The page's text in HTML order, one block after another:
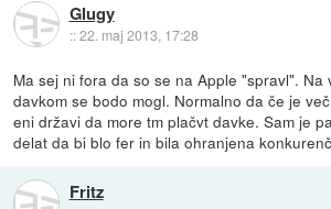
Glugy
::22. maj 2013, 17:28
Ma sej ni fora da so se na Apple "spravl". Na
davkom se bodo mogl. Normalno da če je
eni državi da more tm plačvt davke. Sam je
delat da bi blo fer in bila ohranjena
Fritz